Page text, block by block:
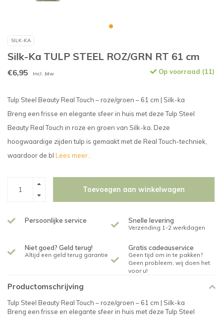
SILK-KA
Silk-Ka TULP STEEL ROZ/GRN RT 61 cm
€6,95 Incl. btw Op voorraad (11)
Tulp Steel Beauty Real Touch – roze/groen – 61 cm | Silk-ka
Breng een frisse en elegante sfeer in huis met deze Tulp Steel
Beauty Real Touch in roze en groen van Silk-ka. Deze
hoogwaardige zijden tulp is gemaakt met de Real Touch-techniek,
waardoor de bl Lees meer..
Toevoegen aan winkelwagen
Persoonlijke service Snelle levering
Verzending 1-2 werkdagen
Niet goed? Geld terug!
Altijd een geld terug garantie
Gratis cadeauservice
Geen tijd om in te pakken?
Geen probleem, wij doen het
voor u!
Productomschrijving
Tulp Steel Beauty Real Touch – roze/groen – 61 cm | Silk-ka
Breng een frisse en elegante sfeer in huis met deze Tulp Steel